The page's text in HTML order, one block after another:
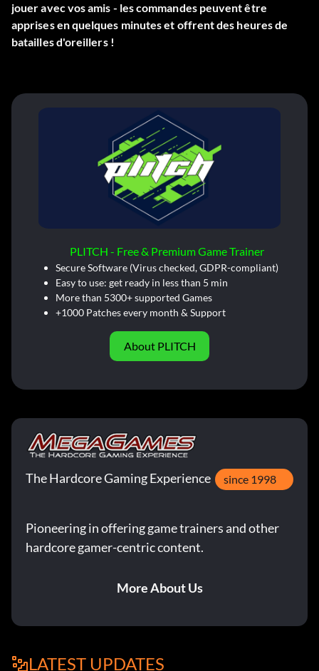
jouer avec vos amis - les commandes peuvent être
apprises en quelques minutes et offrent des heures de
batailles d'oreillers !
PLITCH - Free & Premium Game Trainer
Secure Software (Virus checked, GDPR-compliant)
Easy to use: get ready in less than 5 min
More than 5300+ supported Games
+1000 Patches every month & Support
About PLITCH
The Hardcore Gaming Experience since 1998
Pioneering in offering game trainers and other
hardcore gamer-centric content.
More About Us
LATEST UPDATES